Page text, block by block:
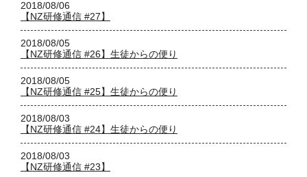
2018/08/06
【NZ研修通信 #27】
2018/08/05
【NZ研修通信 #26】生徒からの便り
2018/08/05
【NZ研修通信 #25】生徒からの便り
2018/08/03
【NZ研修通信 #24】生徒からの便り
2018/08/03
【NZ研修通信 #23】